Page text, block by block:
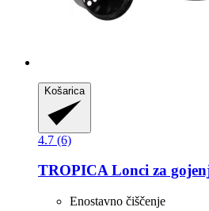
Košarica
4.7 (6)
TROPICALonci za
Enostavno čiščenje